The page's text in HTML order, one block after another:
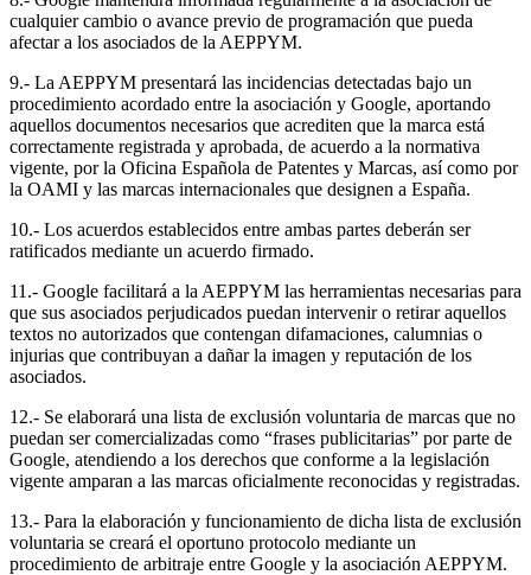
cualquier cambio o avance previo de programación que pueda
afectar a los asociados de la AEPPYM.
9.- La AEPPYM presentará las incidencias detectadas bajo un
procedimiento acordado entre la asociación y Google, aportando
aquellos documentos necesarios que acrediten que la marca está
correctamente registrada y aprobada, de acuerdo a la normativa
vigente, por la Oficina Española de Patentes y Marcas, así como por
la OAMI y las marcas internacionales que designen a España.
10.- Los acuerdos establecidos entre ambas partes deberán ser
ratificados mediante un acuerdo firmado.
11.- Google facilitará a la AEPPYM las herramientas necesarias para
que sus asociados perjudicados puedan intervenir o retirar aquellos
textos no autorizados que contengan difamaciones, calumnias o
injurias que contribuyan a dañar la imagen y reputación de los
asociados.
12.- Se elaborará una lista de exclusión voluntaria de marcas que no
puedan ser comercializadas como “frases publicitarias” por parte de
Google, atendiendo a los derechos que conforme a la legislación
vigente amparan a las marcas oficialmente reconocidas y registradas.
13.- Para la elaboración y funcionamiento de dicha lista de exclusión
voluntaria se creará el oportuno protocolo mediante un
procedimiento de arbitraje entre Google y la asociación AEPPYM.